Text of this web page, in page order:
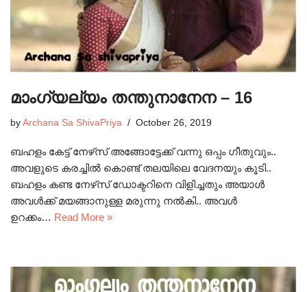
മാംഗ്യല്യം തന്തുനാനേന – 16
by Archana Sa ShivaPriya October 26, 2019
ബഹളം കേട്ട് നേഴ്‌സ് അങ്ങോട്ടേക്ക് വന്നു ഒപ്പം ഗീതുവും..
അവളുടെ കരച്ചിൽ കൊണ്ട് തലയിലെ വേദനയും കൂടി..
ബഹളം കണ്ട നേഴ്‌സ് ഡോക്ടറിനെ വിളിച്ചതും അയാൾ
അവൾക്ക് മയങ്ങാനുള്ള മരുന്നു നൽകി.. അവൾ
ഉറക്കം… Read More »